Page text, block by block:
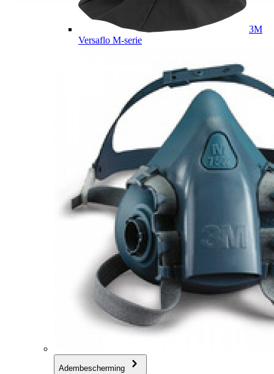
3M
Versaflo M-serie
Adembescherming